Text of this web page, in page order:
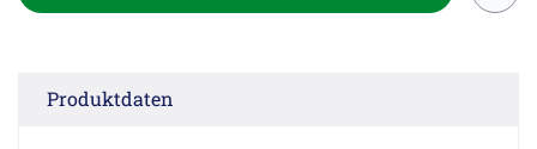
Produktdaten